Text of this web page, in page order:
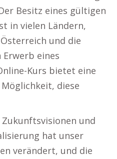
Besitz eines gültigen
in vielen Ländern,
und die
eines
Kurs bietet eine
diese
und
hat unser
verändert, und die